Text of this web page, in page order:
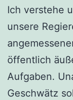
Ich verstehe
unsere
öffentlich
Aufgaben.
Geschwätz